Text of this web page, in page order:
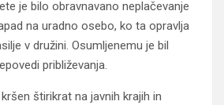
je bilo obravnavano neplačevanje
na uradno osebo, ko ta opravlja
v družini. Osumljenemu je bil
približevanja.
štirikrat na javnih krajih in